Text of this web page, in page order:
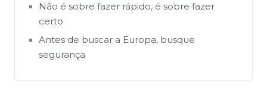
Não é sobre fazer rápido, é sobre fazer
certo
Antes de buscar a Europa, busque
segurança